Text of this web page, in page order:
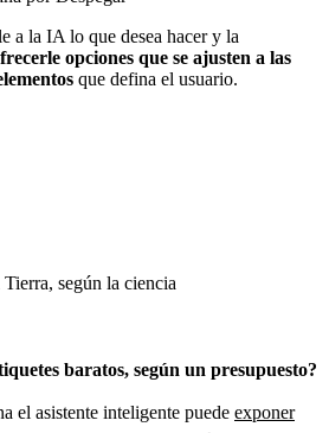
a la IA lo que desea hacer y la
opciones que se ajusten a las
que defina el usuario.
según la ciencia
baratos, según un presupuesto?
el asistente inteligente puede exponer